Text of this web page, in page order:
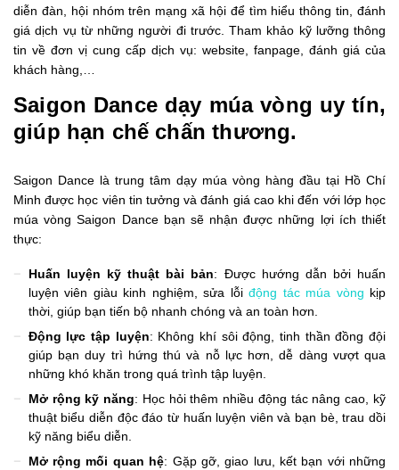
diễn đàn, hội nhóm trên mạng xã hội để tìm hiểu thông tin, đánh
giá dịch vụ từ những người đi trước. Tham khảo kỹ lưỡng thông
tin về đơn vị cung cấp dịch vụ: website, fanpage, đánh giá của
khách hàng,…
Saigon Dance dạy múa vòng uy tín,
giúp hạn chế chấn thương.
Saigon Dance là trung tâm dạy múa vòng hàng đầu tại Hồ Chí
Minh được học viên tin tưởng và đánh giá cao khi đến với lớp học
múa vòng Saigon Dance bạn sẽ nhận được những lợi ích thiết
thực:
Huấn luyện kỹ thuật bài bản: Được hướng dẫn bởi huấn
luyện viên giàu kinh nghiệm, sửa lỗiđộng tác múa vòng kịp
thời, giúp bạn tiến bộ nhanh chóng và an toàn hơn.
Động lực tập luyện: Không khí sôi động, tinh thần đồng đội
giúp bạn duy trì hứng thú và nỗ lực hơn, dễ dàng vượt qua
những khó khăn trong quá trình tập luyện.
Mở rộng kỹ năng: Học hỏi thêm nhiều động tác nâng cao, kỹ
thuật biểu diễn độc đáo từ huấn luyện viên và bạn bè, trau dồi
kỹ năng biểu diễn.
Mở rộng mối quan hệ: Gặp gỡ, giao lưu, kết bạn với những